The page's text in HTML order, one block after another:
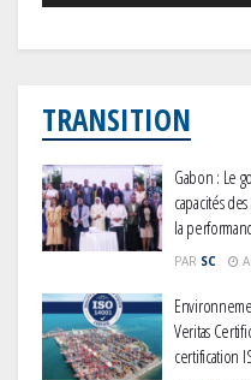
TRANSITION
Gabon : Le
capacités
la
PAR SC
Veritas
certification